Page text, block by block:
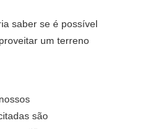
saber se é possível
um terreno
são